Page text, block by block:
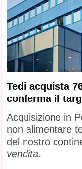
Tedi acquista
conferma il
Acquisizione in
non alimentare
del nostro
vendita.